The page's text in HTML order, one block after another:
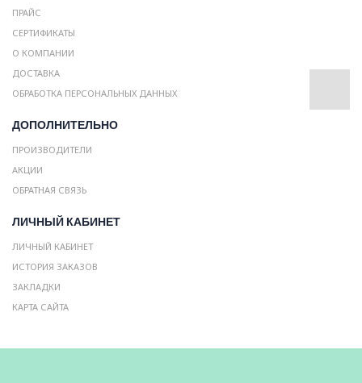
ПРАЙС
СЕРТИФИКАТЫ
О КОМПАНИИ
ДОСТАВКА
ОБРАБОТКА ПЕРСОНАЛЬНЫХ ДАННЫХ
ДОПОЛНИТЕЛЬНО
ПРОИЗВОДИТЕЛИ
АКЦИИ
ОБРАТНАЯ СВЯЗЬ
ЛИЧНЫЙ КАБИНЕТ
ЛИЧНЫЙ КАБИНЕТ
ИСТОРИЯ ЗАКАЗОВ
ЗАКЛАДКИ
КАРТА САЙТА